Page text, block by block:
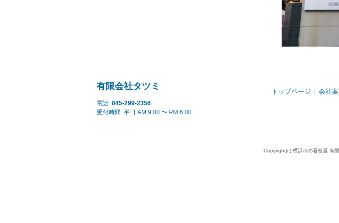
有限会社タツミ
電話: 045-299-2356
受付時間: 平日 AM 9:00 〜 PM 6:00
トップページ 会社
Copyright(c) 横浜市の看板屋 有